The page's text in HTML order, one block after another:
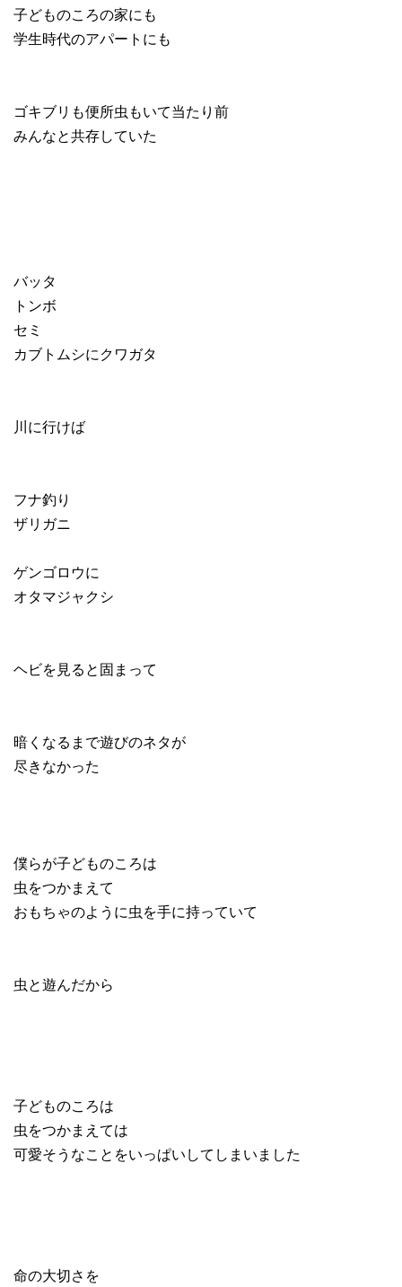
子どものころの家にも
学生時代のアパートにも
ゴキブリも便所虫もいて当たり前
みんなと共存していた
バッタ
トンボ
セミ
カブトムシにクワガタ
川に行けば
フナ釣り
ザリガニ
ゲンゴロウに
オタマジャクシ
ヘビを見ると固まって
暗くなるまで遊びのネタが
尽きなかった
僕らが子どものころは
虫をつかまえて
おもちゃのように虫を手に持っていて
虫と遊んだから
子どものころは
虫をつかまえては
可愛そうなことをいっぱいしてしまいました
命の大切さを